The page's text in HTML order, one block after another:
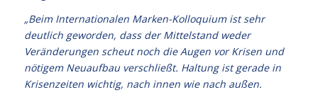
„Beim Internationalen Marken-Kolloquium ist sehr
deutlich geworden, dass der Mittelstand weder
Veränderungen scheut noch die Augen vor Krisen und
nötigem Neuaufbau verschließt. Haltung ist gerade in
Krisenzeiten wichtig, nach innen wie nach außen.